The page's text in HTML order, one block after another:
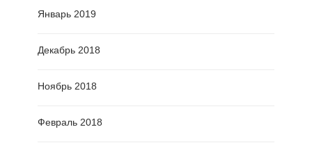
Январь 2019
Декабрь 2018
Ноябрь 2018
Февраль 2018